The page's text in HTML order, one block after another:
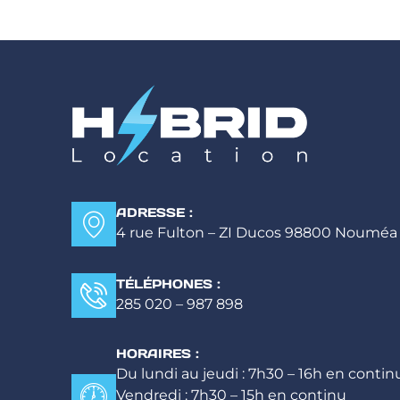
ADRESSE :
4 rue Fulton – ZI Ducos 98800 Nouméa
TÉLÉPHONES :
285 020 – 987 898
HORAIRES :
Du lundi au jeudi : 7h30 – 16h en
Vendredi : 7h30 – 15h en continu